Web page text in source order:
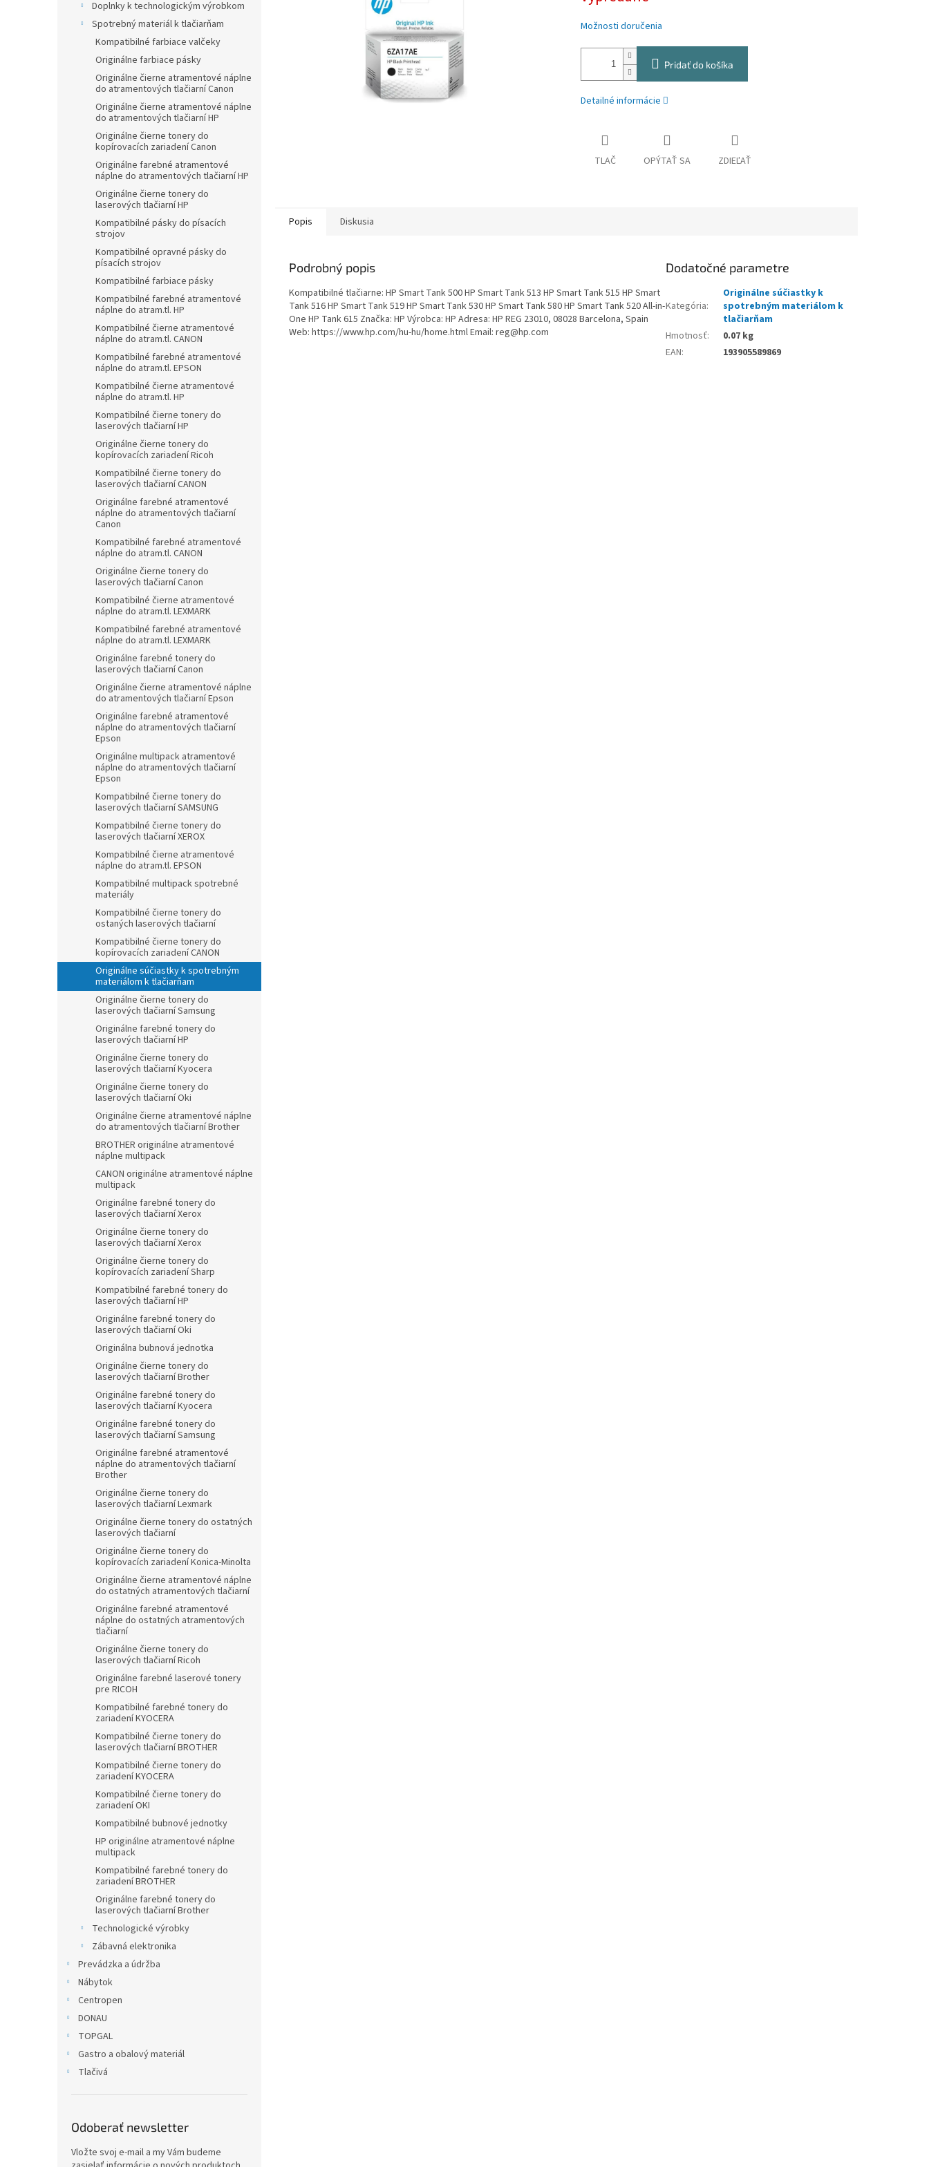
Doplnky k technologickým výrobkom
Spotrebný materiál k tlačiarňam
Kompatibilné farbiace valčeky
Originálne farbiace pásky
Originálne čierne atramentové náplne
do atramentových tlačiarní Canon
Originálne čierne atramentové náplne
do atramentových tlačiarní HP
Originálne čierne tonery do
kopírovacích zariadení Canon
Originálne farebné atramentové
náplne do atramentových tlačiarní HP
Originálne čierne tonery do
laserových tlačiarní HP
Kompatibilné pásky do písacích
strojov
Kompatibilné opravné pásky do
písacích strojov
Kompatibilné farbiace pásky
Kompatibilné farebné atramentové
náplne do atram.tl. HP
Kompatibilné čierne atramentové
náplne do atram.tl. CANON
Kompatibilné farebné atramentové
náplne do atram.tl. EPSON
Kompatibilné čierne atramentové
náplne do atram.tl. HP
Kompatibilné čierne tonery do
laserových tlačiarní HP
Originálne čierne tonery do
kopírovacích zariadení Ricoh
Kompatibilné čierne tonery do
laserových tlačiarní CANON
Originálne farebné atramentové
náplne do atramentových tlačiarní
Canon
Kompatibilné farebné atramentové
náplne do atram.tl. CANON
Originálne čierne tonery do
laserových tlačiarní Canon
Kompatibilné čierne atramentové
náplne do atram.tl. LEXMARK
Kompatibilné farebné atramentové
náplne do atram.tl. LEXMARK
Originálne farebné tonery do
laserových tlačiarní Canon
Originálne čierne atramentové náplne
do atramentových tlačiarní Epson
Originálne farebné atramentové
náplne do atramentových tlačiarní
Epson
Originálne multipack atramentové
náplne do atramentových tlačiarní
Epson
Kompatibilné čierne tonery do
laserových tlačiarní SAMSUNG
Kompatibilné čierne tonery do
laserových tlačiarní XEROX
Kompatibilné čierne atramentové
náplne do atram.tl. EPSON
Kompatibilné multipack spotrebné
materiály
Kompatibilné čierne tonery do
ostaných laserových tlačiarní
Kompatibilné čierne tonery do
kopírovacích zariadení CANON
Originálne súčiastky k spotrebným
materiálom k tlačiarňam
Originálne čierne tonery do
laserových tlačiarní Samsung
Originálne farebné tonery do
laserových tlačiarní HP
Originálne čierne tonery do
laserových tlačiarní Kyocera
Originálne čierne tonery do
laserových tlačiarní Oki
Originálne čierne atramentové náplne
do atramentových tlačiarní Brother
BROTHER originálne atramentové
náplne multipack
CANON originálne atramentové náplne
multipack
Originálne farebné tonery do
laserových tlačiarní Xerox
Originálne čierne tonery do
laserových tlačiarní Xerox
Originálne čierne tonery do
kopírovacích zariadení Sharp
Kompatibilné farebné tonery do
laserových tlačiarní HP
Originálne farebné tonery do
laserových tlačiarní Oki
Originálna bubnová jednotka
Originálne čierne tonery do
laserových tlačiarní Brother
Originálne farebné tonery do
laserových tlačiarní Kyocera
Originálne farebné tonery do
laserových tlačiarní Samsung
Originálne farebné atramentové
náplne do atramentových tlačiarní
Brother
Originálne čierne tonery do
laserových tlačiarní Lexmark
Originálne čierne tonery do ostatných
laserových tlačiarní
Originálne čierne tonery do
kopírovacích zariadení Konica-Minolta
Originálne čierne atramentové náplne
do ostatných atramentových tlačiarní
Originálne farebné atramentové
náplne do ostatných atramentových
tlačiarní
Originálne čierne tonery do
laserových tlačiarní Ricoh
Originálne farebné laserové tonery
pre RICOH
Kompatibilné farebné tonery do
zariadení KYOCERA
Kompatibilné čierne tonery do
laserových tlačiarní BROTHER
Kompatibilné čierne tonery do
zariadení KYOCERA
Kompatibilné čierne tonery do
zariadení OKI
Kompatibilné bubnové jednotky
HP originálne atramentové náplne
multipack
Kompatibilné farebné tonery do
zariadení BROTHER
Originálne farebné tonery do
laserových tlačiarní Brother
Technologické výrobky
Zábavná elektronika
Prevádzka a údržba
Nábytok
Centropen
DONAU
TOPGAL
Gastro a obalový materiál
Tlačivá
Odoberať newsletter
Vložte svoj e-mail a my Vám budeme
Možnosti doručenia
Pridať do košíka
Detailné informácie
TLAČ OPÝTAŤ SA ZDIEĽAŤ
Popis Diskusia
Podrobný popis
Kompatibilné tlačiarne: HP Smart Tank 500 HP Smart Tank 513 HP Smart Tank 515 HP Smart
Tank 516 HP Smart Tank 519 HP Smart Tank 530 HP Smart Tank 580 HP Smart Tank 520 All-in-
One HP Tank 615 Značka: HP Výrobca: HP Adresa: HP REG 23010, 08028 Barcelona, Spain
Web: https://www.hp.com/hu-hu/home.html Email: reg@hp.com
Dodatočné parametre
Kategória:
Originálne súčiastky k
spotrebným materiálom k
tlačiarňam
Hmotnosť:
0.07 kg
EAN: 193905589869